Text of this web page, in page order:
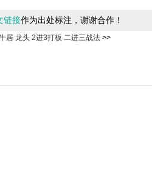
链接作为出处标注，谢谢合作！
居 龙头 2进3打板 二进三战法 >>